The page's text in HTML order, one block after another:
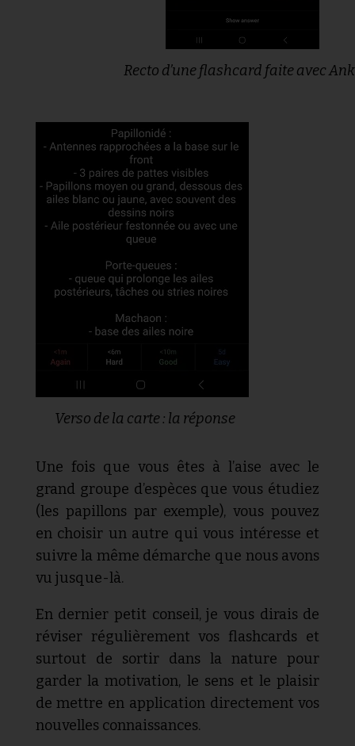
Recto d’une flashcard faite avec
Verso de la carte : la réponse
Une fois que vous êtes à l’aise avec le
grand groupe d’espèces que vous étudiez
(les papillons par exemple), vous pouvez
en choisir un autre qui vous intéresse et
suivre la même démarche que nous avons
vu jusque-là.
En dernier petit conseil, je vous dirais de
réviser régulièrement vos flashcards et
surtout de sortir dans la nature pour
garder la motivation, le sens et le plaisir
de mettre en application directement vos
nouvelles connaissances.